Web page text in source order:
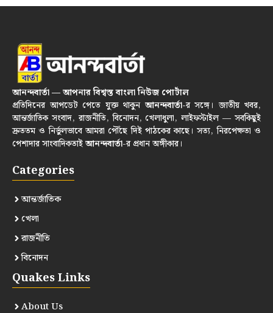
আনন্দবার্তা — আপনার বিশ্বস্ত বাংলা নিউজ পোর্টাল
প্রতিদিনের আপডেট পেতে যুক্ত থাকুনআনন্দবার্তা-র সঙ্গে। জাতীয় খবর,
আন্তর্জাতিক সংবাদ, রাজনীতি, বিনোদন, খেলাধুলা, লাইফস্টাইল — সবকিছুই
দ্রুততম ও নির্ভুলভাবে আমরা পৌঁছে দিই পাঠকের কাছে। সত্য, নিরপেক্ষতা ও
পেশাদার সাংবাদিকতাইআনন্দবার্তা-র প্রধান অঙ্গীকার।
Categories
আন্তর্জাতিক
খেলা
রাজনীতি
বিনোদন
Quakes Links
About Us